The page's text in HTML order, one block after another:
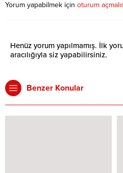
Yorum yapabilmek için oturum
Henüz yorum yapılmamış. İlk
aracılığıyla siz yapabilirsiniz.
Benzer Konular